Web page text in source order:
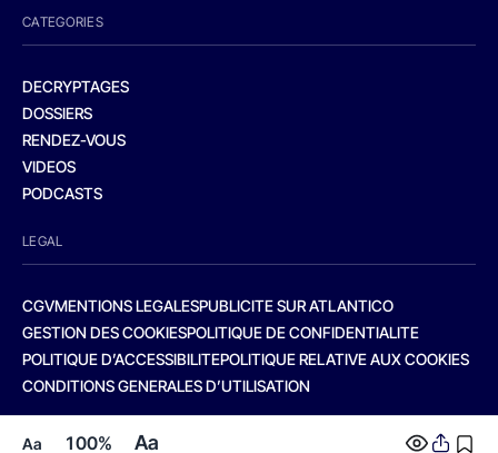
Aa 100% Aa
CATEGORIES
DECRYPTAGES
DOSSIERS
RENDEZ-VOUS
VIDEOS
PODCASTS
LEGAL
CGVMENTIONS LEGALESPUBLICITE SUR ATLANTICO
GESTION DES COOKIESPOLITIQUE DE CONFIDENTIALITE
POLITIQUE D’ACCESSIBILITEPOLITIQUE RELATIVE AUX COOKIES
CONDITIONS GENERALES D’UTILISATION